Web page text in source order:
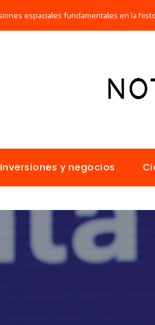
Inversiones y negocios